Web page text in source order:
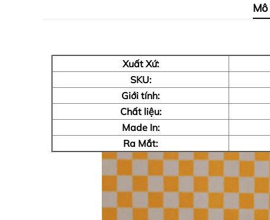
Xuất Xứ:
SKU:
Giới tính:
Chất liệu:
Made In:
Ra Mắt: